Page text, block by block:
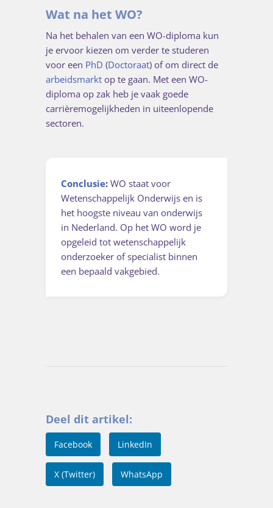
Wat na het WO?
Na het behalen van een WO-diploma kun
je ervoor kiezen om verder te studeren
voor een PhD (Doctoraat) of om direct de
arbeidsmarkt op te gaan. Met een WO-
diploma op zak heb je vaak goede
carrièremogelijkheden in uiteenlopende
sectoren.
Conclusie: WO staat voor
Wetenschappelijk Onderwijs en is
het hoogste niveau van onderwijs
in Nederland. Op het WO word je
opgeleid tot wetenschappelijk
onderzoeker of specialist binnen
een bepaald vakgebied.
Deel dit artikel:
Facebook LinkedIn
X (Twitter) WhatsApp